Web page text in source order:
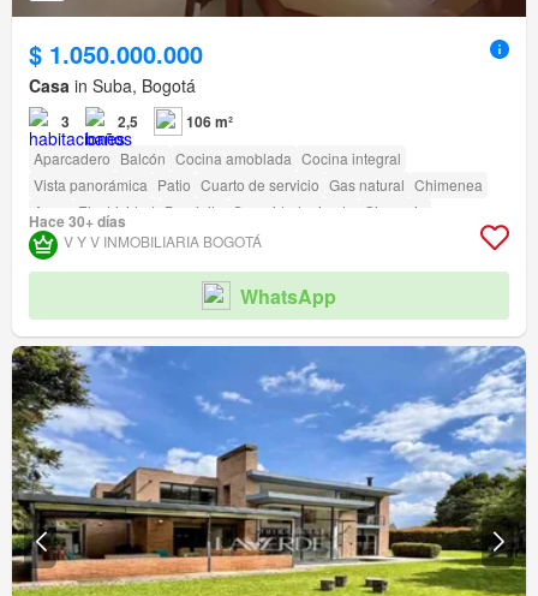
$ 1.050.000.000
Casa in Suba, Bogotá
3 2,5 106 m²
Aparcadero Balcón Cocina amoblada Cocina integral
Vista panorámica Patio Cuarto de servicio Gas natural Chimenea
Agua
Electricidad Depósito Seguridad privada
Gimnasio
Área infantil Estudio Jardín Barbecue
Acceso para personas con discapacidad
Hace 30+ días
V Y V INMOBILIARIA BOGOTÁ
WhatsApp